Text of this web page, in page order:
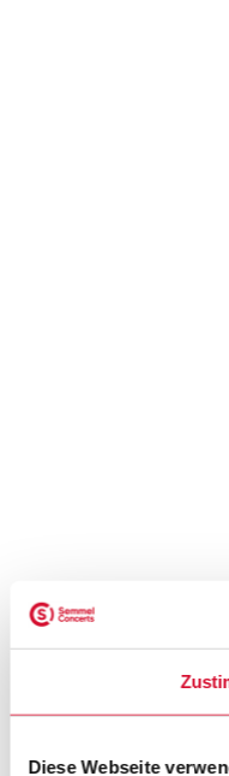
Diese Webseite